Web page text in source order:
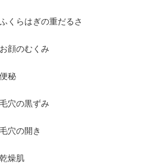
ふくらはぎの重だるさ
お顔のむくみ
便秘
毛穴の黒ずみ
毛穴の開き
乾燥肌